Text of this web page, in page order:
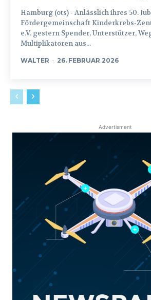
Hamburg (ots) - Anlässlich ihres 50. Jubiläums lud die
Fördergemeinschaft Kinderkrebs-
e.V. gestern Spender, Unterstützer,
Multiplikatoren aus...
WALTER - 26. FEBRUAR 2026
Advertisment